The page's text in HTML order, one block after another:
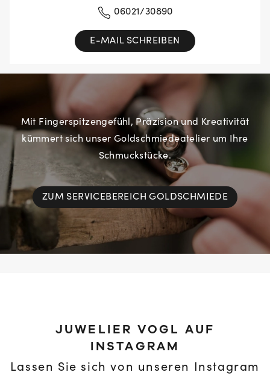
06021/30890
E-MAIL SCHREIBEN
Mit Fingerspitzengefühl, Präzision und Kreativität
kümmert sich unser Goldschmiedeatelier um Ihre
Schmuckstücke.
ZUM SERVICEBEREICH GOLDSCHMIEDE
JUWELIER VOGL AUF
INSTAGRAM
Lassen Sie sich von unseren Instagram